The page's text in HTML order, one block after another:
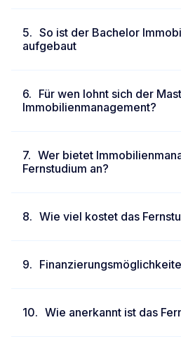
So ist der Bachelor
aufgebaut
Für wen lohnt sich der
Immobilienmanagement?
Wer bietet
Fernstudium an?
Wie viel kostet das
Wie anerkannt ist das